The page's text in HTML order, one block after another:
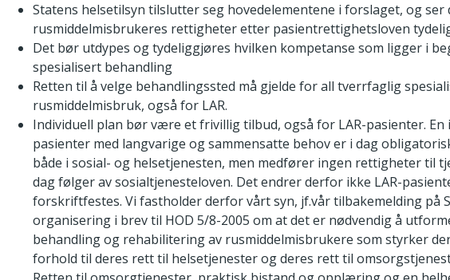
Statens helsetilsyn tilslutter seg hovedelementene i forslaget, og
rusmiddelmisbrukeres rettigheter etter pasientrettighetsloven
Det bør utdypes og tydeliggjøres hvilken kompetanse som ligger i
spesialisert behandling
Retten til å velge behandlingssted må gjelde for all tverrfaglig
rusmiddelmisbruk, også for LAR.
Individuell plan bør være et frivillig tilbud, også for LAR-pasienter.
pasienter med langvarige og sammensatte behov er i dag
både i sosial- og helsetjenesten, men medfører ingen rettigheter til
dag følger av sosialtjenesteloven. Det endrer derfor ikke LAR-
forskriftfestes. Vi fastholder derfor vårt syn, jf.vår tilbakemelding på
organisering i brev til HOD 5/8-2005 om at det er nødvendig å
behandling og rehabilitering av rusmiddelmisbrukere som styrker
forhold til deres rett til helsetjenester og deres rett til